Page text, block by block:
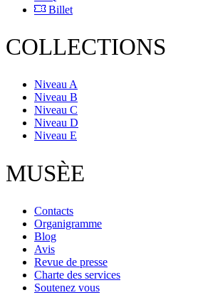
Billet
COLLECTIONS
Niveau A
Niveau B
Niveau C
Niveau D
Niveau E
MUSÈE
Contacts
Organigramme
Blog
Avis
Revue de presse
Charte des services
Soutenez vous